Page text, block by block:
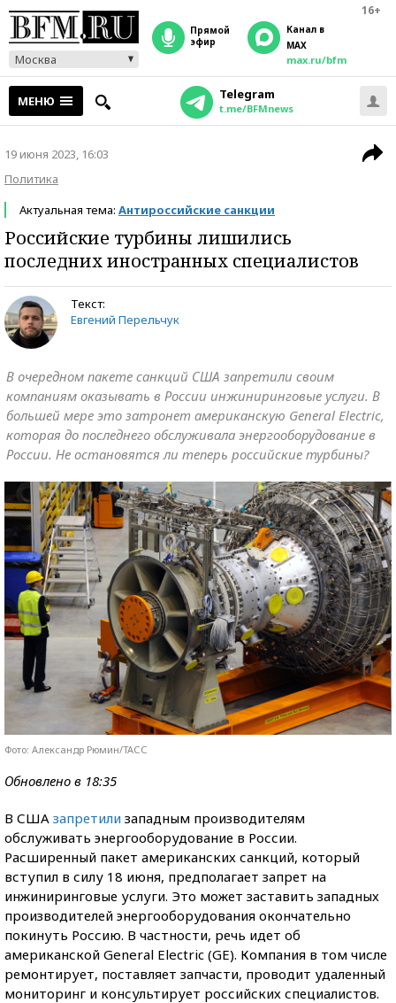
16+
Москва
прямой
эфир
Канал в
MAX
max.ru/bfm
МЕНЮ Telegram
t.me/BFMnews
19 июня 2023, 16:03
Политика
Актуальная тема: Антироссийские санкции
Российские турбины лишились
последних иностранных специалистов
Текст:
Евгений Перельчук
В очередном пакете санкций США запретили своим
компаниям оказывать в России инжиниринговые услуги. В
большей мере это затронет американскую General Electric,
которая до последнего обслуживала энергооборудование в
России. Не остановятся ли теперь российские турбины?
Фото: Александр Рюмин/ТАСС
Обновлено в 18:35
В США запретили западным производителям
обслуживать энергооборудование в России.
Расширенный пакет американских санкций, который
вступил в силу 18 июня, предполагает запрет на
инжиниринговые услуги. Это может заставить западных
производителей энергооборудования окончательно
покинуть Россию. В частности, речь идет об
американской General Electric (GE). Компания в том числе
ремонтирует, поставляет запчасти, проводит удаленный
мониторинг и консультирует российских специалистов.